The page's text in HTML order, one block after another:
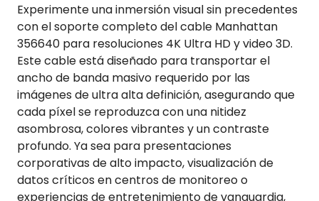
Experimente una inmersión visual sin precedentes
con el soporte completo del cable Manhattan
356640 para resoluciones 4K Ultra HD y video 3D.
Este cable está diseñado para transportar el
ancho de banda masivo requerido por las
imágenes de ultra alta definición, asegurando que
cada píxel se reproduzca con una nitidez
asombrosa, colores vibrantes y un contraste
profundo. Ya sea para presentaciones
corporativas de alto impacto, visualización de
datos críticos en centros de monitoreo o
experiencias de entretenimiento de vanguardia,